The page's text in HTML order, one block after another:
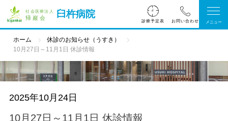
臼杵病院
診療予定表
ホーム
休診のお知らせ（うすき）
10月27日～11月1日 休診情報
2025年10月24日
10月27日～11月1日 休診情報